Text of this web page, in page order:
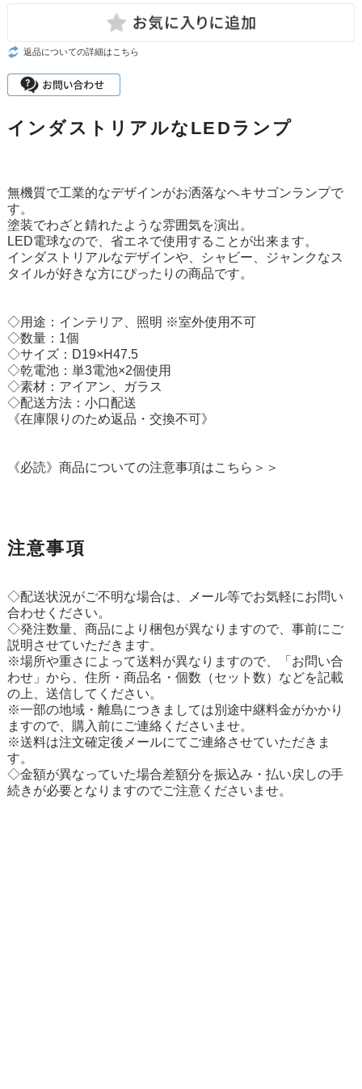
返品についての詳細はこちら
インダストリアルなLEDランプ
無機質で工業的なデザインがお洒落なヘキサゴンランプで
す。
塗装でわざと錆れたような雰囲気を演出。
LED電球なので、省エネで使用することが出来ます。
インダストリアルなデザインや、シャビー、ジャンクなス
タイルが好きな方にぴったりの商品です。
◇用途：インテリア、照明 ※室外使用不可
◇数量：1個
◇サイズ：D19×H47.5
◇乾電池：単3電池×2個使用
◇素材：アイアン、ガラス
◇配送方法：小口配送
《在庫限りのため返品・交換不可》
《必読》商品についての注意事項はこちら＞＞
注意事項
◇配送状況がご不明な場合は、メール等でお気軽にお問い
合わせください。
◇発注数量、商品により梱包が異なりますので、事前にご
説明させていただきます。
※場所や重さによって送料が異なりますので、「お問い合
わせ」から、住所・商品名・個数（セット数）などを記載
の上、送信してください。
※一部の地域・離島につきましては別途中継料金がかかり
ますので、購入前にご連絡くださいませ。
※送料は注文確定後メールにてご連絡させていただきま
す。
◇金額が異なっていた場合差額分を振込み・払い戻しの手
続きが必要となりますのでご注意くださいませ。